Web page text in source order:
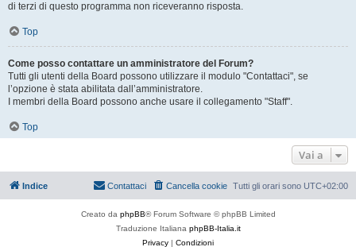
di terzi di questo programma non riceveranno risposta.
Top
Come posso contattare un amministratore del Forum?
Tutti gli utenti della Board possono utilizzare il modulo "Contattaci", se
l’opzione è stata abilitata dall’amministratore.
I membri della Board possono anche usare il collegamento "Staff".
Top
Vai a
Indice Tutti gli orari sono UTC+02:00
Cancella cookie
Contattaci
Creato da phpBB® Forum Software © phpBB Limited
Traduzione Italiana phpBB-Italia.it
Privacy | Condizioni